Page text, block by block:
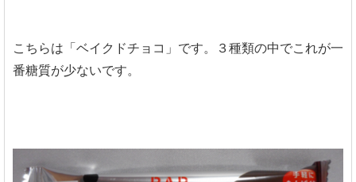
こちらは「ベイクドチョコ」です。３種類の中でこれが一
番糖質が少ないです。